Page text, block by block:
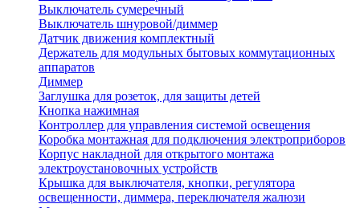
Выключатель сумеречный
Выключатель шнуровой/диммер
Датчик движения комплектный
Держатель для модульных бытовых коммутационных
аппаратов
Диммер
Заглушка для розеток, для защиты детей
Кнопка нажимная
Контроллер для управления системой освещения
Коробка монтажная для подключения электроприборов
Корпус накладной для открытого монтажа
электроустановочных устройств
Крышка для выключателя, кнопки, регулятора
освещенности, диммера, переключателя жалюзи